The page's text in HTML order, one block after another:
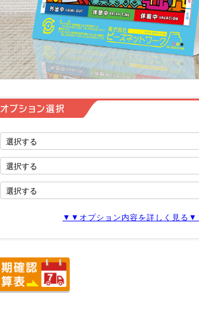
オプション選択
▼▼オプション内容を詳しく見る